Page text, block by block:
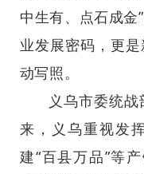
中生有、点石成金
业发展密码，更
动写照。
义乌市委统
来，义乌重视发
建“百县万品”等